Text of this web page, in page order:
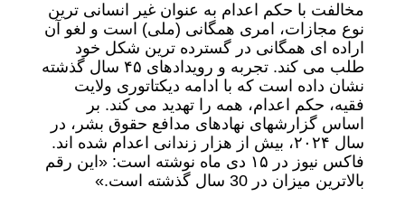
مخالفت با حکم اعدام به عنوان غیر انسانی ترین
نوع مجازات، امری همگانی (ملی) است و لغو آن
اراده ای همگانی در گسترده ترین شکل خود
طلب می کند. تجربه و رویدادهای ۴۵ سال گذشته
نشان داده است که با ادامه دیکتاتوری ولایت
فقیه، حکم اعدام، همه را تهدید می کند. بر
اساس گزارشهای نهادهای مدافع حقوق بشر، در
سال ۲۰۲۴، بیش از هزار زندانی اعدام شده اند.
فاکس نیوز در ۱۵ دی ماه نوشته است: «این رقم
بالاترین میزان در 30 سال گذشته است.»